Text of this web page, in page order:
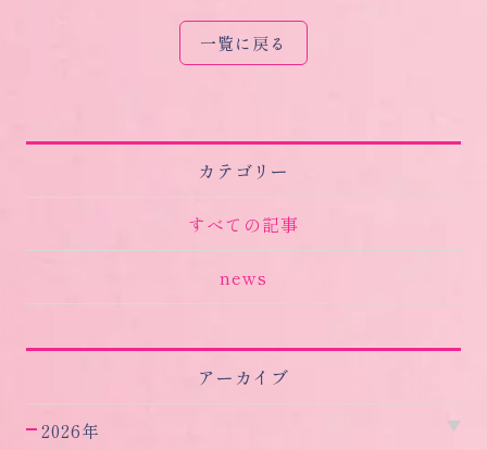
カテゴリー
すべての記事
news
アーカイブ
2026年
一覧に戻る